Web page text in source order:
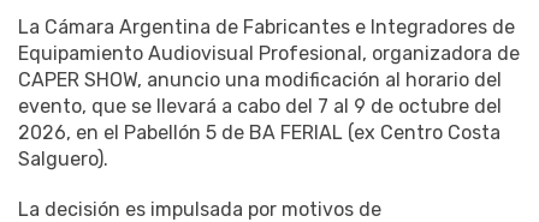
La Cámara Argentina de Fabricantes e Integradores de
Equipamiento Audiovisual Profesional, organizadora de
CAPER SHOW, anuncio una modificación al horario del
evento, que se llevará a cabo del 7 al 9 de octubre del
2026, en el Pabellón 5 de BA FERIAL (ex Centro Costa
Salguero).
La decisión es impulsada por motivos de